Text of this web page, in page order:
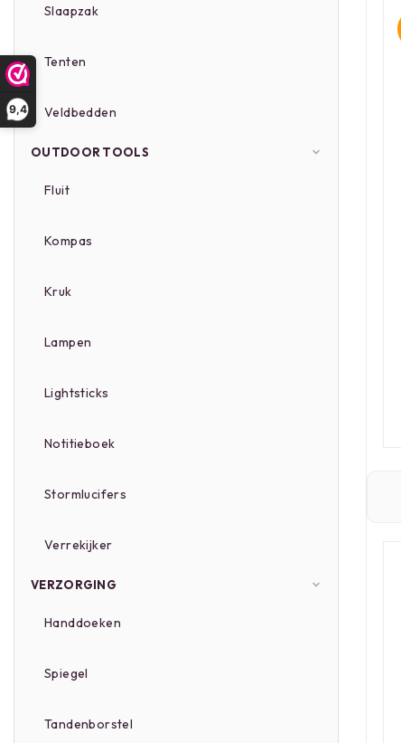
9,4
Slaapzak
Tenten
Veldbedden
OUTDOOR TOOLS
Fluit
Kompas
Kruk
Lampen
Lightsticks
Notitieboek
Stormlucifers
Verrekijker
VERZORGING
Handdoeken
Spiegel
Tandenborstel